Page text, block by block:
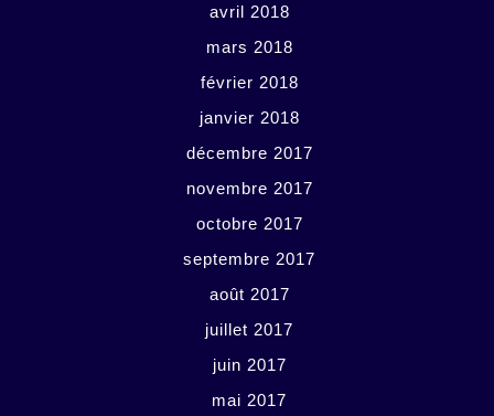
avril 2018
mars 2018
février 2018
janvier 2018
décembre 2017
novembre 2017
octobre 2017
septembre 2017
août 2017
juillet 2017
juin 2017
mai 2017